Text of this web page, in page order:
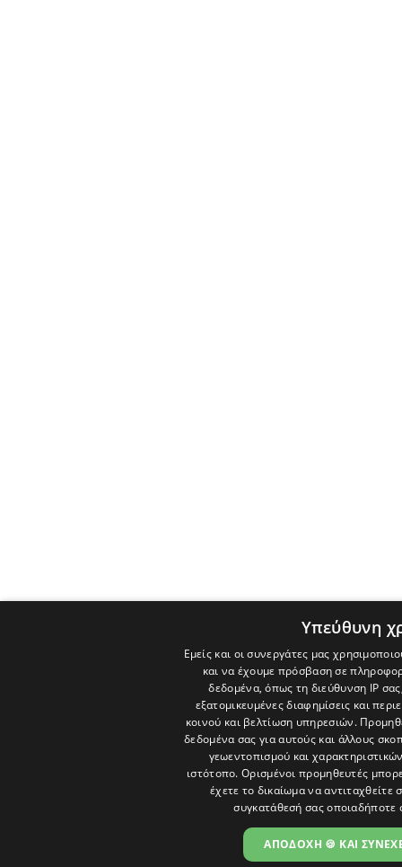
Υπεύθυνη
Εμείς και οι συνεργάτες μας
και να έχουμε πρόσβαση σε
δεδομένα, όπως τη διεύθυνση IP
εξατομικευμένες διαφημίσεις και
κοινού και βελτίωση υπηρεσιών.
δεδομένα σας για αυτούς και άλλους
γεωεντοπισμού και
ιστότοπο. Ορισμένοι προμηθευτές
έχετε το δικαίωμα να αντιταχθείτε
συγκατάθεσή σας οποιαδήποτε
ΑΠΟΔΟΧΗ 🍪 ΚΑΙ